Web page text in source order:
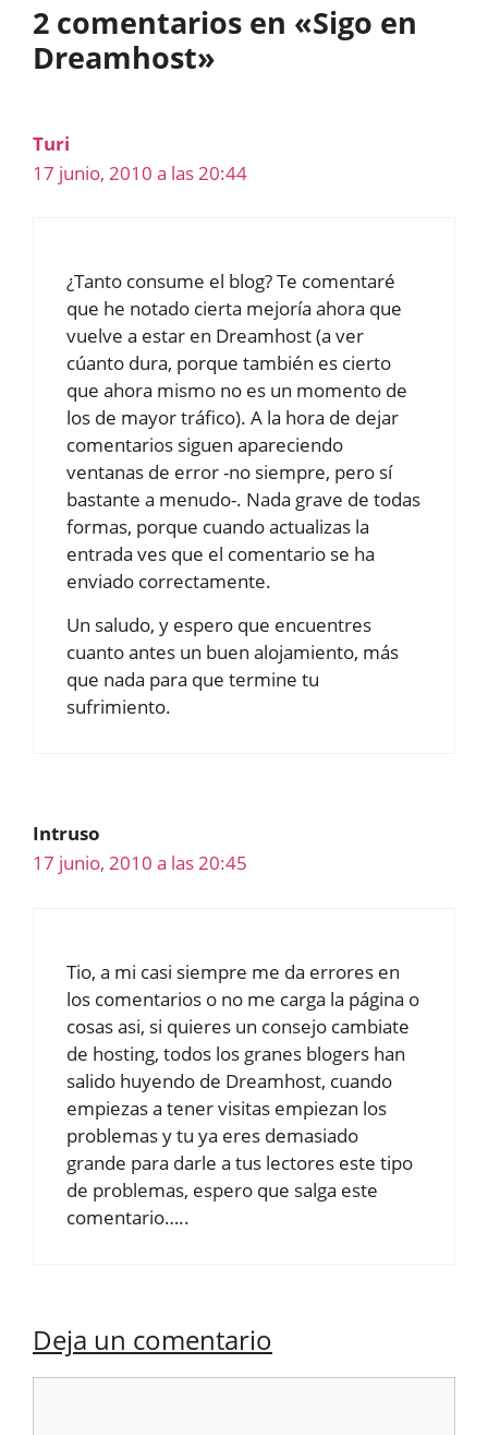
2 comentarios en «Sigo en
Dreamhost»
Turi
17 junio, 2010 a las 20:44
¿Tanto consume el blog? Te comentaré
que he notado cierta mejoría ahora que
vuelve a estar en Dreamhost (a ver
cúanto dura, porque también es cierto
que ahora mismo no es un momento de
los de mayor tráfico). A la hora de dejar
comentarios siguen apareciendo
ventanas de error -no siempre, pero sí
bastante a menudo-. Nada grave de todas
formas, porque cuando actualizas la
entrada ves que el comentario se ha
enviado correctamente.
Un saludo, y espero que encuentres
cuanto antes un buen alojamiento, más
que nada para que termine tu
sufrimiento.
Intruso
17 junio, 2010 a las 20:45
Tio, a mi casi siempre me da errores en
los comentarios o no me carga la página o
cosas asi, si quieres un consejo cambiate
de hosting, todos los granes blogers han
salido huyendo de Dreamhost, cuando
empiezas a tener visitas empiezan los
problemas y tu ya eres demasiado
grande para darle a tus lectores este tipo
de problemas, espero que salga este
comentario…..
Deja un comentario